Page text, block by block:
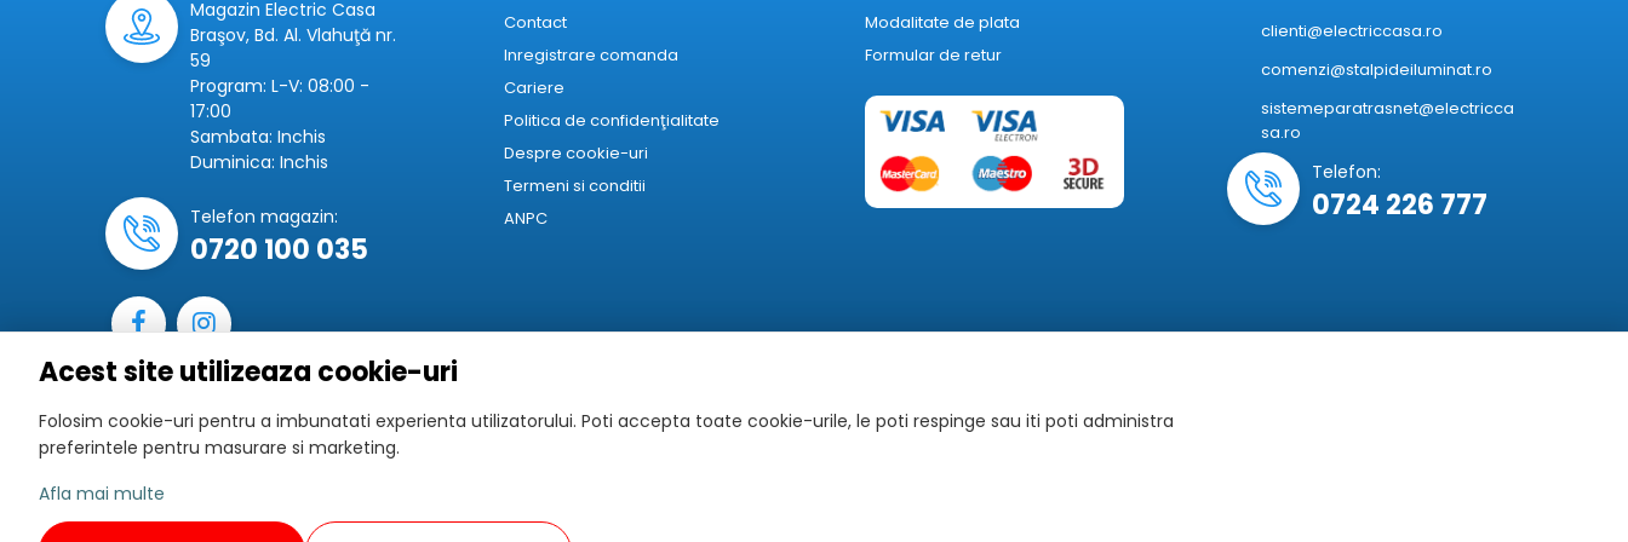
Magazin Electric Casa
Braşov, Bd. Al. Vlahuţă nr.
59
Program: L-V: 08:00 -
17:00
Sambata: Inchis
Duminica: Inchis
Telefon magazin:
0720 100 035
Contact
Inregistrare comanda
Cariere
Politica de confidenţialitate
Despre cookie-uri
Termeni si conditii
ANPC
Modalitate de plata
Formular de retur
clienti@electriccasa.ro
comenzi@stalpideiluminat.ro
sistemeparatrasnet@electricca
sa.ro
Telefon:
0724 226 777
Acest site utilizeaza cookie-uri
Folosim cookie-uri pentru a imbunatati experienta utilizatorului. Poti accepta toate cookie-urile, le poti respinge sau iti poti administra
preferintele pentru masurare si marketing.
Afla mai multe